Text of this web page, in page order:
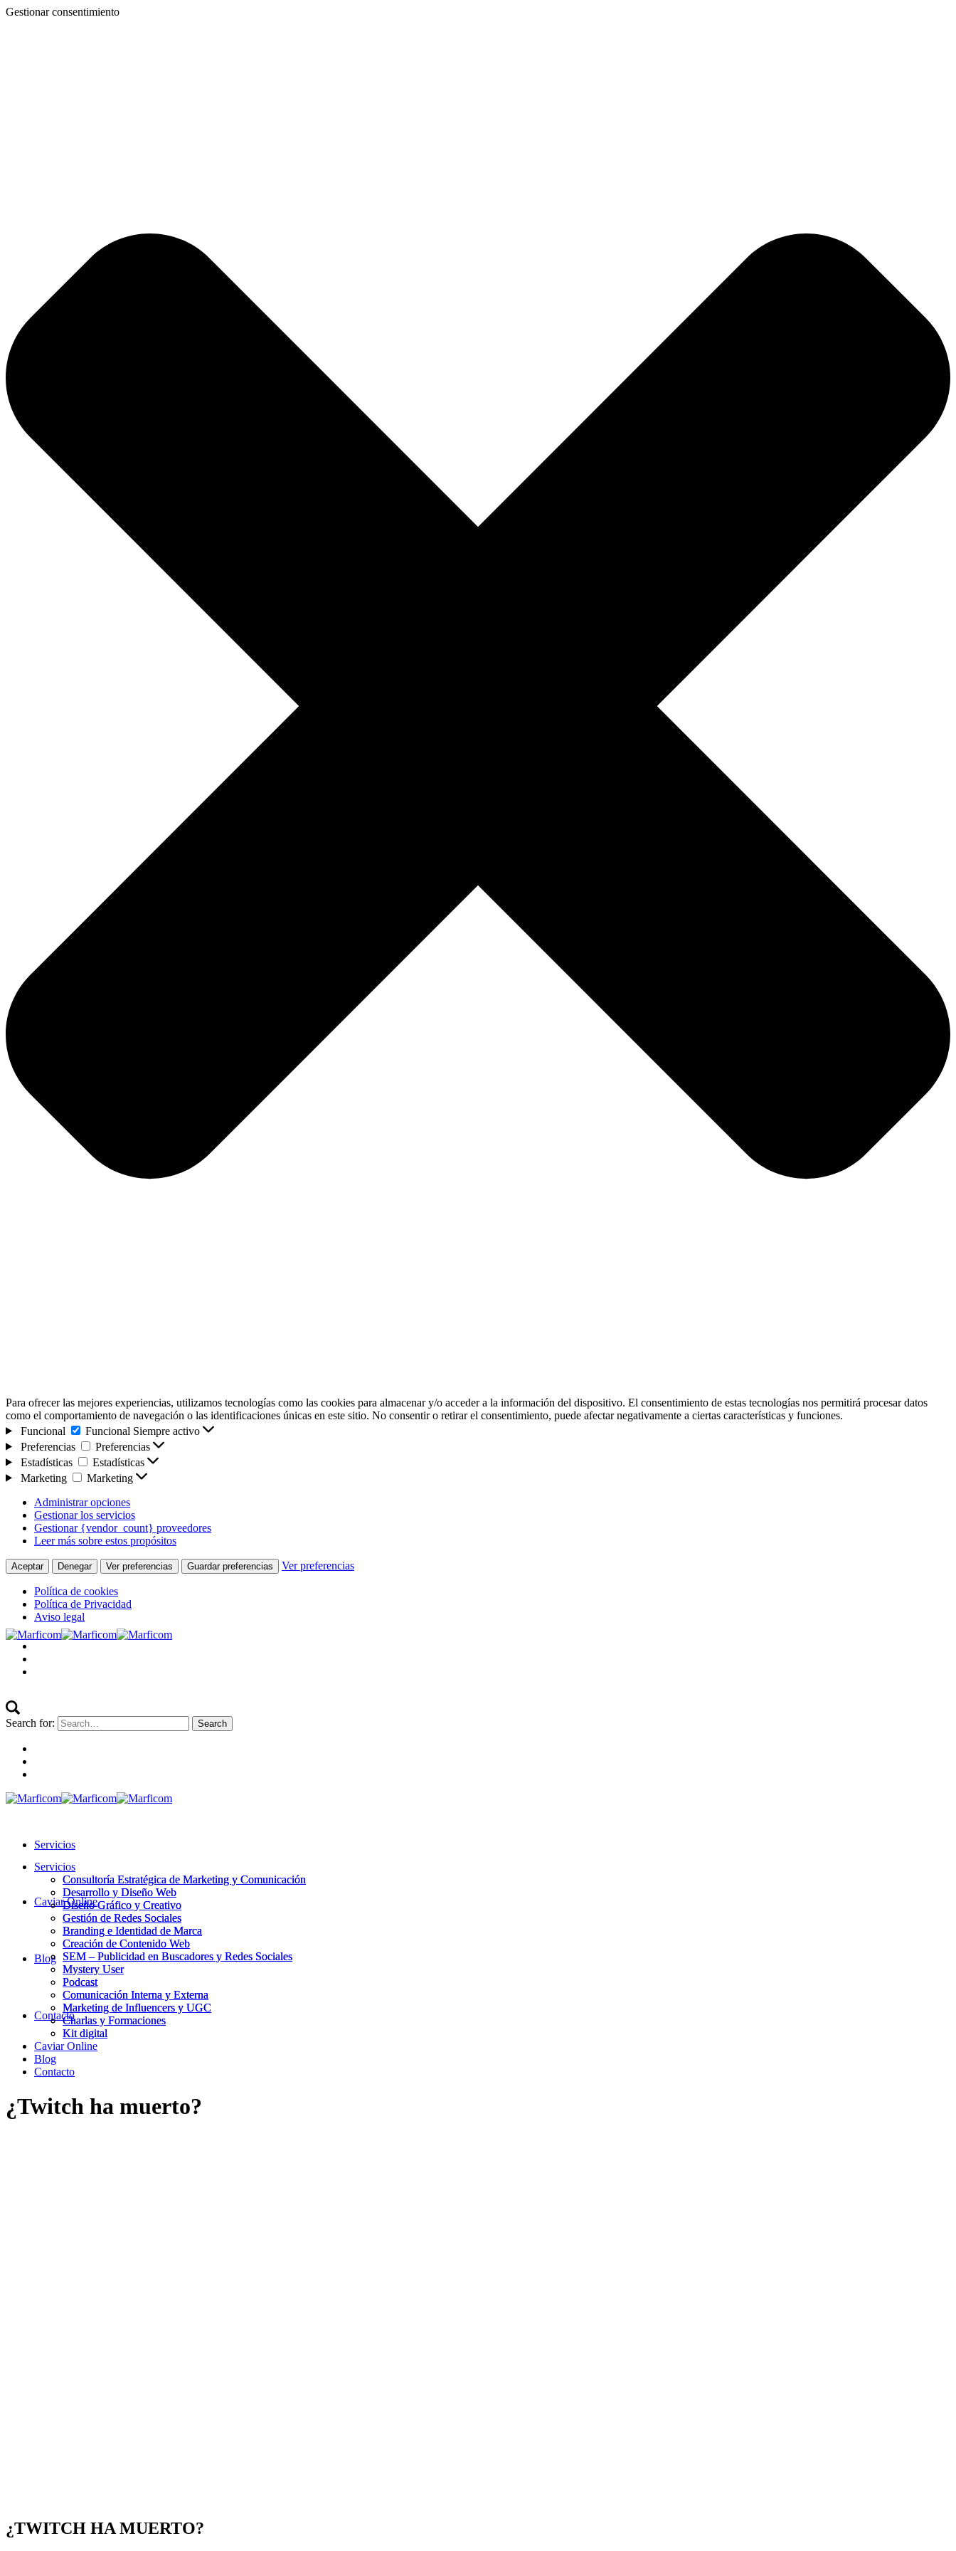
Gestionar consentimiento
Para ofrecer las mejores experiencias, utilizamos tecnologías como las cookies para almacenar y/o acceder a la información del dispositivo. El consentimiento de estas tecnologías nos permitirá procesar datos
como el comportamiento de navegación o las identificaciones únicas en este sitio. No consentir o retirar el consentimiento, puede afectar negativamente a ciertas características y funciones.
Funcional
Funcional Siempre activo
Preferencias
Preferencias
Estadísticas
Estadísticas
Marketing
Marketing
Administrar opciones
Gestionar los servicios
Gestionar {vendor_count} proveedores
Leer más sobre estos propósitos
Aceptar Denegar Ver preferencias Guardar preferencias Ver preferencias
Política de cookies
Política de Privacidad
Aviso legal
Search for:
Servicios
Consultoría Estratégica de Marketing y Comunicación
Desarrollo y Diseño Web
Diseño Gráfico y Creativo
Gestión de Redes Sociales
Branding e Identidad de Marca
Creación de Contenido Web
SEM – Publicidad en Buscadores y Redes Sociales
Mystery User
Podcast
Comunicación Interna y Externa
Marketing de Influencers y UGC
Charlas y Formaciones
Kit digital
Caviar Online
Blog
Contacto
Servicios
Consultoría Estratégica de Marketing y Comunicación
Desarrollo y Diseño Web
Diseño Gráfico y Creativo
Gestión de Redes Sociales
Branding e Identidad de Marca
Creación de Contenido Web
SEM – Publicidad en Buscadores y Redes Sociales
Mystery User
Podcast
Comunicación Interna y Externa
Marketing de Influencers y UGC
Charlas y Formaciones
Kit digital
Caviar Online
Blog
Contacto
¿Twitch ha muerto?
¿TWITCH HA MUERTO?